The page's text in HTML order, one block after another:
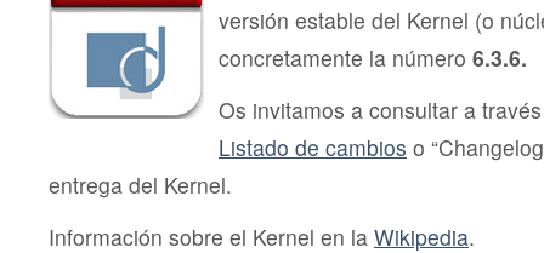
versión estable del Kernel (o
concretamente la número 6.3.6.
Os invitamos a consultar a
Listado de cambios o
entrega del Kernel.
Información sobre el Kernel en la Wikipedia.